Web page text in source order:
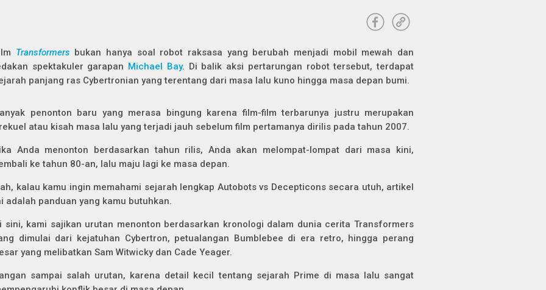
Transformers bukan hanya soal robot raksasa yang berubah menjadi mobil mewah dan
spektakuler garapan Michael Bay. Di balik aksi pertarungan robot tersebut, terdapat
panjang ras Cybertronian yang terentang dari masa lalu kuno hingga masa depan bumi.
penonton baru yang merasa bingung karena film-film terbarunya justru merupakan
atau kisah masa lalu yang terjadi jauh sebelum film pertamanya dirilis pada tahun 2007.
Anda menonton berdasarkan tahun rilis, Anda akan melompat-lompat dari masa kini,
ke tahun 80-an, lalu maju lagi ke masa depan.
kalau kamu ingin memahami sejarah lengkap Autobots vs Decepticons secara utuh, artikel
adalah panduan yang kamu butuhkan.
sini, kami sajikan urutan menonton berdasarkan kronologi dalam dunia cerita Transformers
dimulai dari kejatuhan Cybertron, petualangan Bumblebee di era retro, hingga perang
yang melibatkan Sam Witwicky dan Cade Yeager.
sampai salah urutan, karena detail kecil tentang sejarah Prime di masa lalu sangat